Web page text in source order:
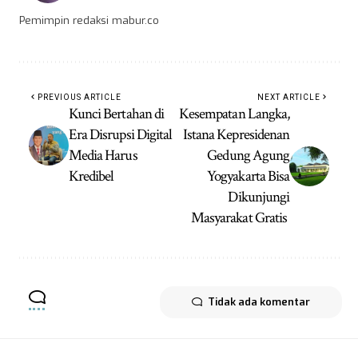
Pemimpin redaksi mabur.co
PREVIOUS ARTICLE
Kunci Bertahan di
Era Disrupsi Digital
Media Harus
Kredibel
NEXT ARTICLE
Kesempatan Langka,
Istana Kepresidenan
Gedung Agung
Yogyakarta Bisa
Dikunjungi
Masyarakat Gratis
Tidak ada komentar